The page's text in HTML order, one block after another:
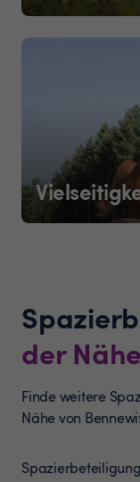
der Nähe
Finde weitere
Nähe von
Spazierbeteiligung